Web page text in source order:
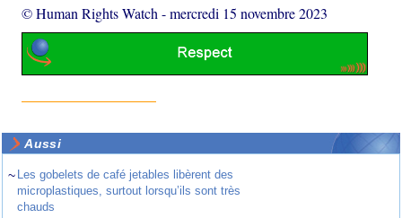
© Human Rights Watch -mercredi 15 novembre 2023
Aussi
~ Les gobelets de café jetables libèrent des
microplastiques, surtout lorsqu’ils sont très
chauds